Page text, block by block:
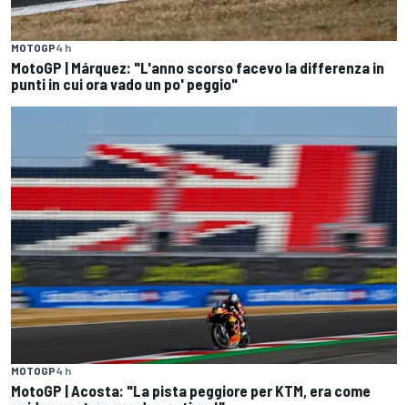
MOTOGP4 h
MotoGP | Márquez: "L'anno scorso facevo la differenza in
punti in cui ora vado un po' peggio"
MOTOGP4 h
MotoGP | Acosta: "La pista peggiore per KTM, era come